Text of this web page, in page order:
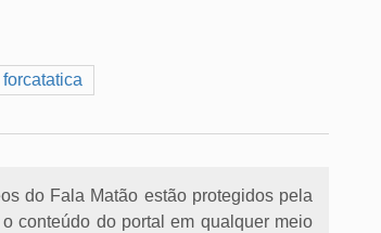
forcatatica
do Fala Matão estão protegidos pela
conteúdo do portal em qualquer meio